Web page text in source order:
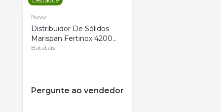
Novo
Distribuidor De Sólidos
Marispan Fertinox 4200
Citrus
Batatais
Pergunte ao vendedor